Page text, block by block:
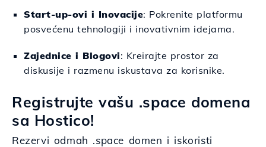
Start-up-ovi i Inovacije: Pokrenite platformu
posvećenu tehnologiji i inovativnim idejama.
Zajednice i Blogovi: Kreirajte prostor za
diskusije i razmenu iskustava za korisnike.
Registrujte vašu .space domena
sa Hostico!
Rezervi odmah .space domen i iskoristi